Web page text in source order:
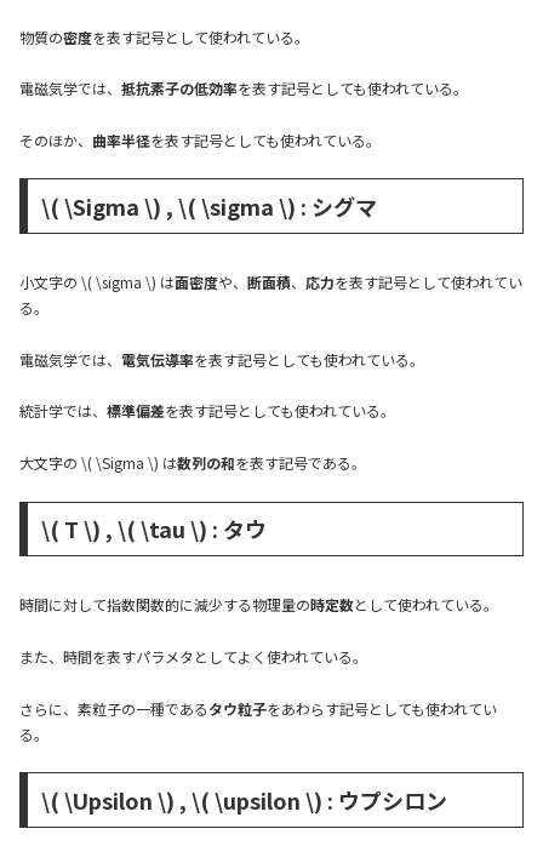
物質の密度を表す記号として使われている。
電磁気学では、 抵抗素子の低効率を表す記号としても使われている。
そのほか、 曲率半径を表す記号としても使われている。
\( \Sigma \) , \( \sigma \) : シグマ
小文字の \( \sigma \) は面密度や、 断面積、 応力を表す記号として使われてい
る。
電磁気学では、 電気伝導率を表す記号としても使われている。
統計学では、 標準偏差を表す記号としても使われている。
大文字の \( \Sigma \) は数列の和を表す記号である。
\( T \) , \( \tau \) : タウ
時間に対して指数関数的に減少する物理量の時定数として使われている。
また、時間を表すパラメタとしてよく使われている。
さらに、素粒子の一種であるタウ粒子をあわらす記号としても使われてい
る。
\( \Upsilon \) , \( \upsilon \) : ウプシロン